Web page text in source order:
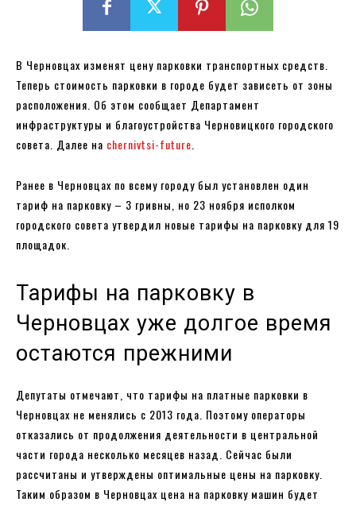
В Черновцах изменят цену парковки транспортных средств.
Теперь стоимость парковки в городе будет зависеть от зоны
расположения. Об этом сообщает Департамент
инфраструктуры и благоустройства Черновицкого городского
совета. Далее на chernivtsi-future
Ранее в Черновцах по всему городу был установлен один
тариф на парковку – 3 гривны, но 23 ноября исполком
городского совета утвердил новые тарифы на парковку для 19
площадок.
Тарифы на парковку в
Черновцах уже долгое время
остаются прежними
Депутаты отмечают, что тарифы на платные парковки в
Черновцах не менялись с 2013 года. Поэтому операторы
отказались от продолжения деятельности в центральной
части города несколько месяцев назад. Сейчас были
рассчитаны и утверждены оптимальные цены на парковку.
Таким образом в Черновцах цена на парковку машин будет